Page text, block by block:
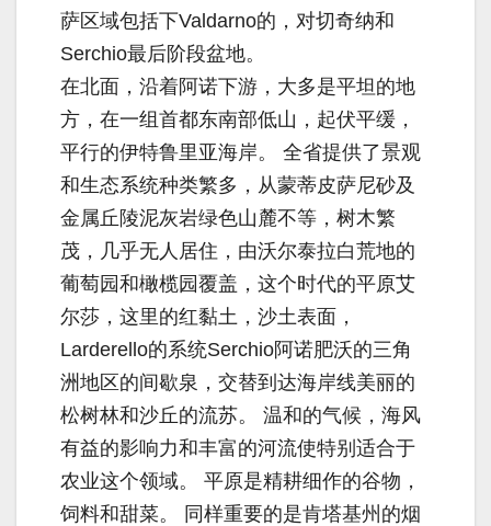
萨区域包括下Valdarno的，对切奇纳和
Serchio最后阶段盆地。
在北面，沿着阿诺下游，大多是平坦的地
方，在一组首都东南部低山，起伏平缓，
平行的伊特鲁里亚海岸。 全省提供了景观
和生态系统种类繁多，从蒙蒂皮萨尼砂及
金属丘陵泥灰岩绿色山麓不等，树木繁
茂，几乎无人居住，由沃尔泰拉白荒地的
葡萄园和橄榄园覆盖，这个时代的平原艾
尔莎，这里的红黏土，沙土表面，
Larderello的系统Serchio阿诺肥沃的三角
洲地区的间歇泉，交替到达海岸线美丽的
松树林和沙丘的流苏。 温和的气候，海风
有益的影响力和丰富的河流使特别适合于
农业这个领域。 平原是精耕细作的谷物，
饲料和甜菜。 同样重要的是肯塔基州的烟